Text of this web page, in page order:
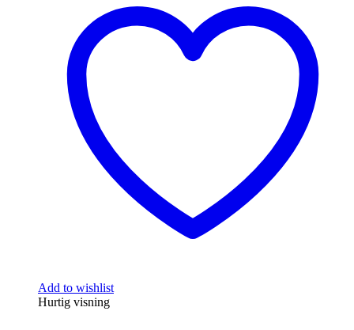
Add to wishlist
Hurtig visning